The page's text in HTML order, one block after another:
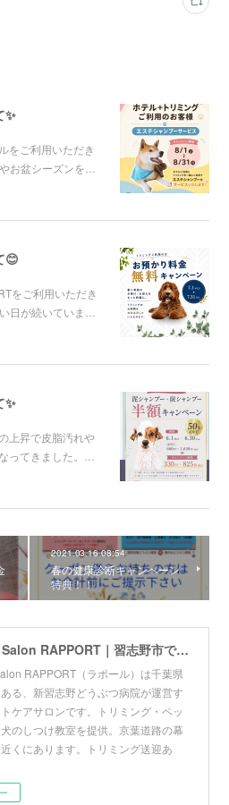
✨
をご利用いただき
お盆シーズンを…
😊
をご利用いただき
日が続いていま…
✨
上昇で皮脂汚れや
ってきました。…
2021.03.16 08:54
春の健康診断キャンペーン
特典！！
Pet Care Salon RAPPORT｜習志野市でトリミングサロン・ペットホテル・しつけ教室をお探しの方へ｜幕張ICから車で5分
RAPPORT（ラポール）は千葉県
る、新習志野どうぶつ病院が運営す
ケアサロンです。トリミング・ペッ
のしつけ教室を提供。京葉道路の幕
くにあります。トリミング送迎あ